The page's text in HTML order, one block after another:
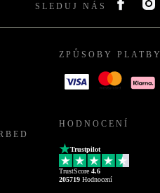
SLEDUJ NÁS
ZPŮSOBY PLATBY
HODNOCENÍ
Trustpilot
TrustScore 4.6
205719 Hodnocení